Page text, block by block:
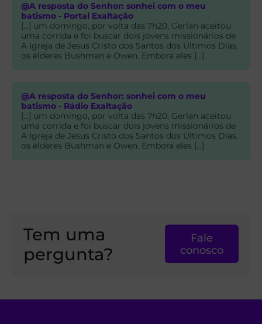
@A resposta do Senhor: sonhei com o meu
batismo - Portal Exaltação
[…] um domingo, por volta das 7h20, Gerlan aceitou
uma corrida e foi buscar dois jovens missionários de
A Igreja de Jesus Cristo dos Santos dos Últimos Dias,
os élderes Bushman e Owen. Embora eles […]
@A resposta do Senhor: sonhei com o meu
batismo - Rádio Exaltação
[…] um domingo, por volta das 7h20, Gerlan aceitou
uma corrida e foi buscar dois jovens missionários de
A Igreja de Jesus Cristo dos Santos dos Últimos Dias,
os élderes Bushman e Owen. Embora eles […]
Tem uma
pergunta?
Fale
conosco